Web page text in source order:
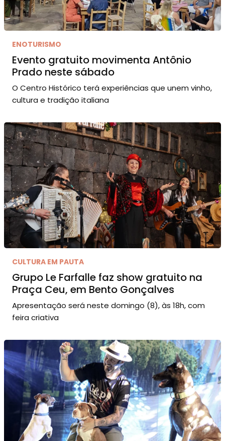
ENOTURISMO
Evento gratuito movimenta Antônio
Prado neste sábado
O Centro Histórico terá experiências que unem vinho,
cultura e tradição italiana
CULTURA EM PAUTA
Grupo Le Farfalle faz show gratuito na
Praça Ceu, em Bento Gonçalves
Apresentação será neste domingo (8), às 18h, com
feira criativa